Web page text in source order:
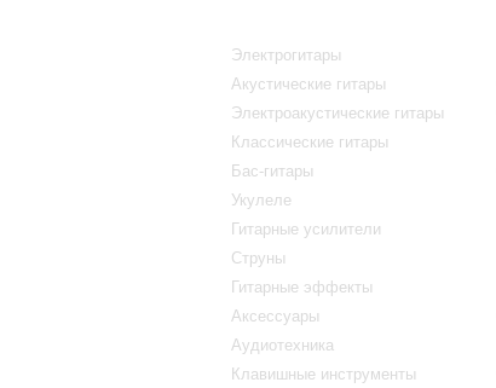
Электрогитары
Акустические гитары
Электроакустические гитары
Классические гитары
Бас-гитары
Укулеле
Гитарные усилители
Струны
Гитарные эффекты
Аксессуары
Аудиотехника
Клавишные инструменты